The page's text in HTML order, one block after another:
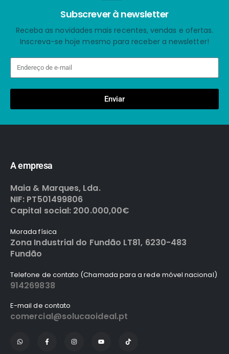
Subscrever à newsletter
Receba as novidades mais recentes, vendas e ofertas.
Inscreva-se hoje mesmo para receber a newsletter!
Enviar
A empresa
Maia & Marques, Lda.
NIF: PT501499806
Capital social: 200.000,00€
Morada física
Zona Industrial do Fundão LT81, 6230-483
Fundão
Telefone de contato (Chamada para a rede móvel nacional)
914269838
E-mail de contato
comercial@solucaoideal.pt